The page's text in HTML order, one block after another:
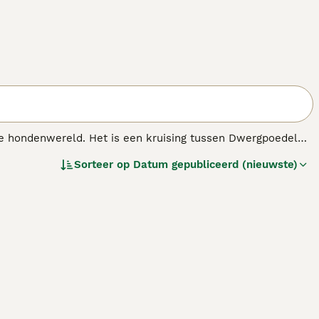
Het is een kruising tussen Dwergpoedel
eigenschappen van de twee rassen hebben geërfd,
Sorteer op Datum gepubliceerd (nieuwste)